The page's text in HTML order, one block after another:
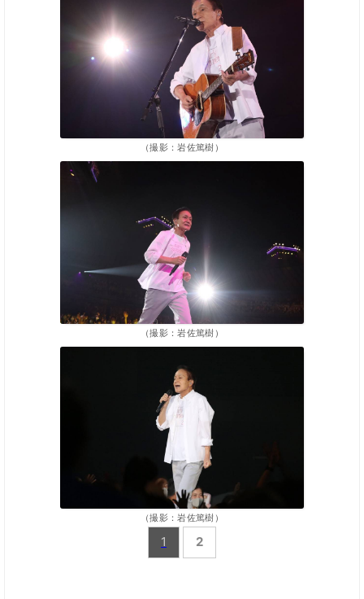
（撮影：岩佐篤樹）
（撮影：岩佐篤樹）
（撮影：岩佐篤樹）
1 2